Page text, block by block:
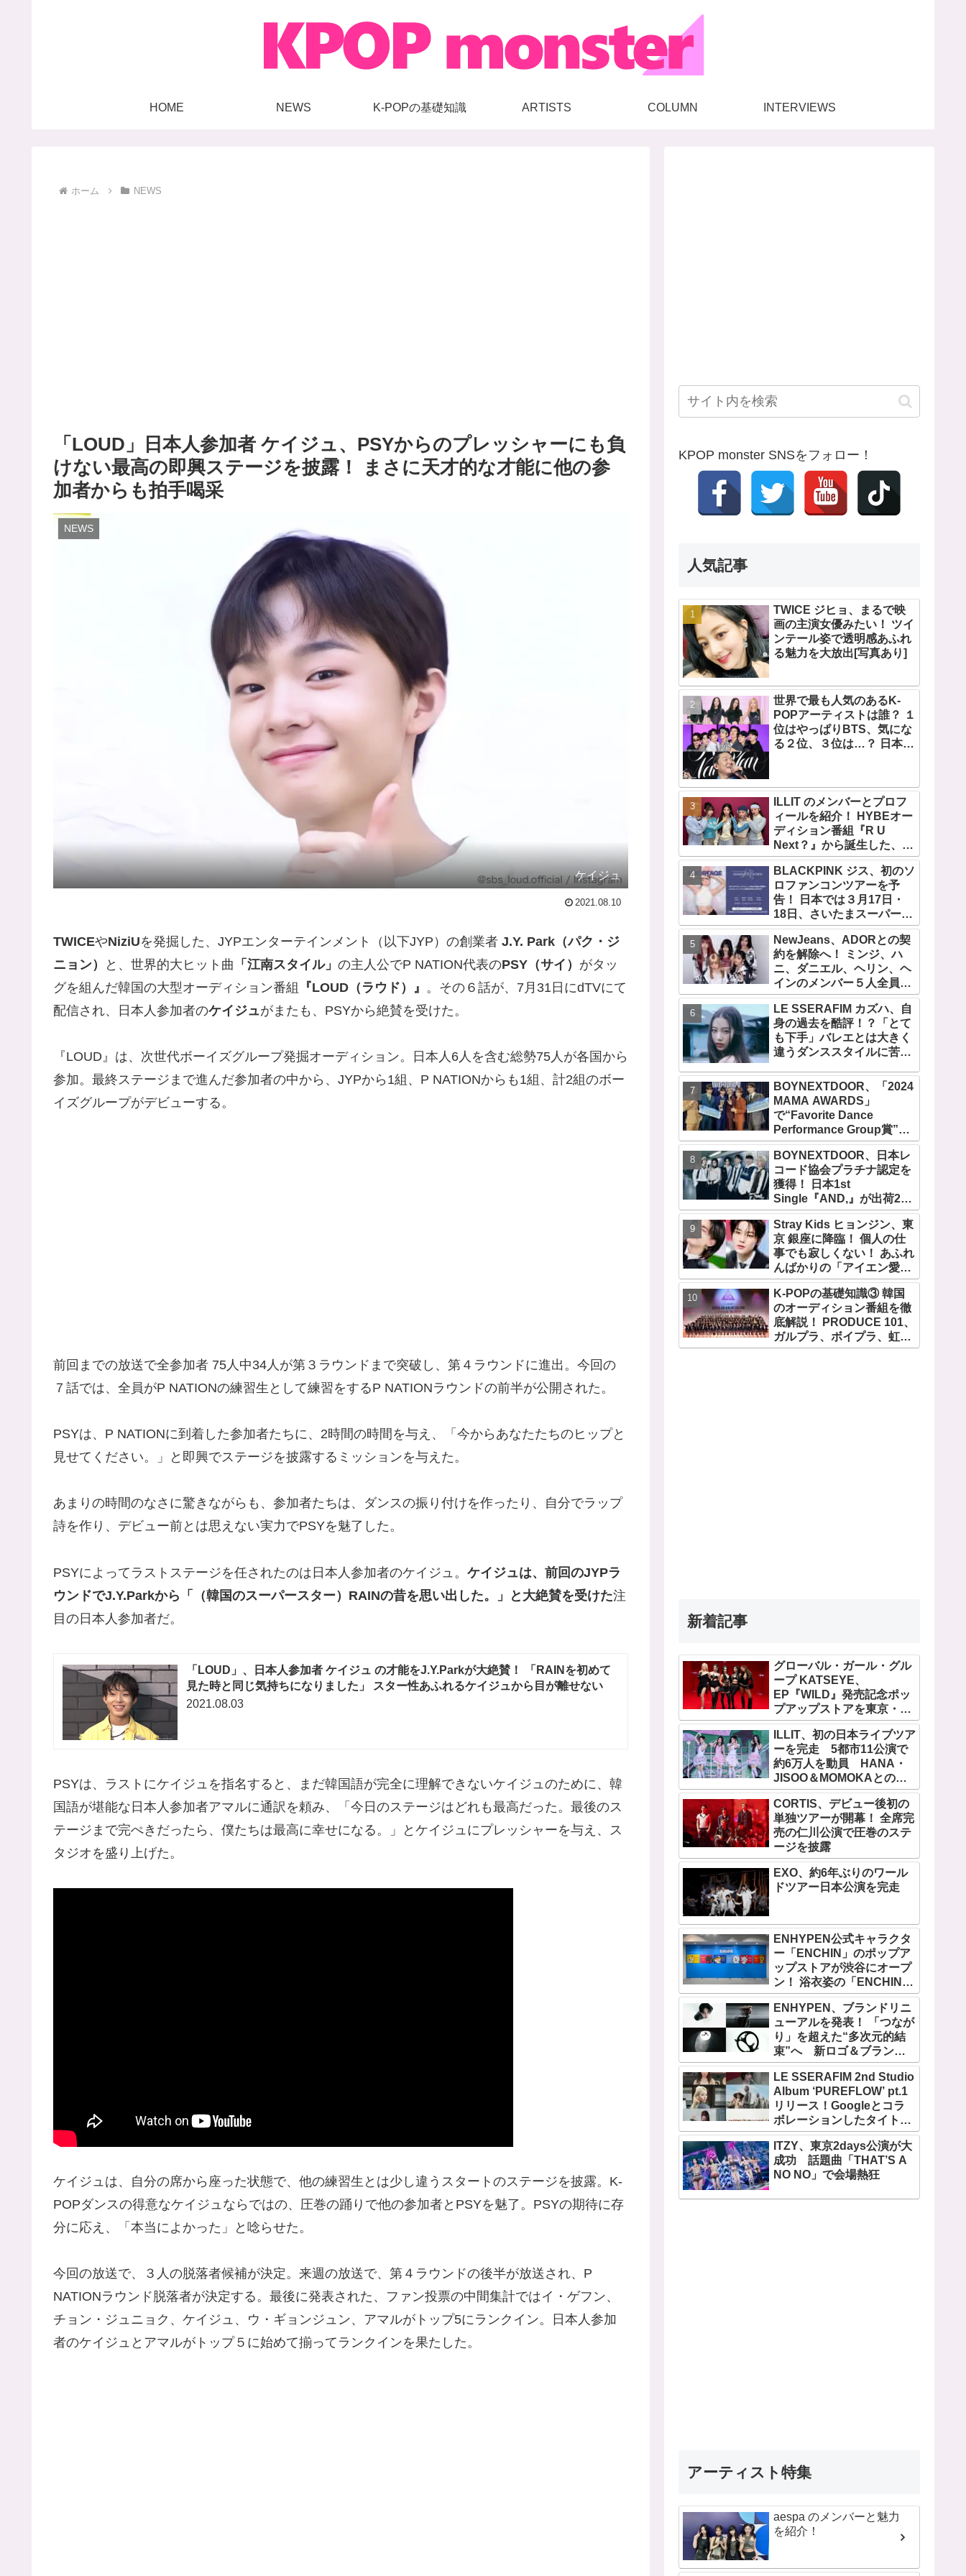
HOME NEWS K-POPの基礎知識 ARTISTS COLUMN INTERVIEWS
ホーム NEWS
「LOUD」日本人参加者 ケイジュ、PSYからのプレッシャーにも負
けない最高の即興ステージを披露！ まさに天才的な才能に他の参
加者からも拍手喝采
NEWS
ケイジュ
2021.08.10
TWICEやNiziUを発掘した、JYPエンターテインメント（以下JYP）の創業者 J.Y. Park（パク・ジ
ニョン）
と、世界的大ヒット曲 「江南スタイル」 の主人公でP NATION代表のPSY（サイ） がタッ
グを組んだ韓国の大型オーディション番組 『LOUD（ラウド）』 。その６話が、7月31日にdTVにて
配信され、日本人参加者のケイジュがまたも、PSYから絶賛を受けた。
『LOUD』は、次世代ボーイズグループ発掘オーディション。日本人6人を含む総勢75人が各国から
参加。最終ステージまで進んだ参加者の中から、JYPから1組、P NATIONからも1組、計2組のボー
イズグループがデビューする。
前回までの放送で全参加者 75人中34人が第３ラウンドまで突破し、第４ラウンドに進出。今回の
７話では、全員がP NATIONの練習生として練習をするP NATIONラウンドの前半が公開された。
PSYは、P NATIONに到着した参加者たちに、2時間の時間を与え、「今からあなたたちのヒップと
見せてください。」と即興でステージを披露するミッションを与えた。
あまりの時間のなさに驚きながらも、参加者たちは、ダンスの振り付けを作ったり、自分でラップ
詩を作り、デビュー前とは思えない実力でPSYを魅了した。
PSYによってラストステージを任されたのは日本人参加者のケイジュ。 ケイジュは、前回のJYPラ
ウンドでJ.Y.Parkから「（韓国のスーパースター）RAINの昔を思い出した。」と大絶賛を受けた注
目の日本人参加者だ。
「LOUD」、日本人参加者 ケイジュ の才能をJ.Y.Parkが大絶賛！ 「RAINを初めて
見た時と同じ気持ちになりました」 スター性あふれるケイジュから目が離せない
2021.08.03
PSYは、ラストにケイジュを指名すると、まだ韓国語が完全に理解できないケイジュのために、韓
国語が堪能な日本人参加者アマルに通訳を頼み、「今日のステージはどれも最高だった。最後のス
テージまで完ぺきだったら、僕たちは最高に幸せになる。」とケイジュにプレッシャーを与え、ス
タジオを盛り上げた。
ケイジュは、自分の席から座った状態で、他の練習生とは少し違うスタートのステージを披露。K-
POPダンスの得意なケイジュならではの、圧巻の踊りで他の参加者とPSYを魅了。PSYの期待に存
分に応え、「本当によかった」と唸らせた。
今回の放送で、３人の脱落者候補が決定。来週の放送で、第４ラウンドの後半が放送され、P
NATIONラウンド脱落者が決定する。最後に発表された、ファン投票の中間集計ではイ・ゲフン、
チョン・ジュニョク、ケイジュ、ウ・ギョンジュン、アマルがトップ5にランクイン。日本人参加
者のケイジュとアマルがトップ５に始めて揃ってランクインを果たした。
KPOP monster SNSをフォロー！
人気記事
TWICE ジヒョ、まるで映
画の主演女優みたい！ ツイ
ンテール姿で透明感あふれ
る魅力を大放出[写真あり]
世界で最も人気のあるK-
POPアーティストは誰？ １
位はやっぱりBTS、気にな
る２位、３位は…？ 日本の
の個性あふれるデータに注
目殺到
ILLIT のメンバーとプロフ
ィールを紹介！ HYBEオー
ディション番組『R U
Next？』から誕生した、日
本人のイロハとモカを含む
5人組ガールズグループ！
デビュー曲「Magnetic」が
いきなりの大ヒット
BLACKPINK ジス、初のソ
ロファンコンツアーを予
告！ 日本では３月17日・
18日、さいたまスーパーア
リーナで開催決定！ コンセ
プトは“愛のカケラ”！？ 14
日には新アルバム
『AMORTAGE』もリリー
ス
NewJeans、ADORとの契
約を解除へ！ ミンジ、ハ
ニ、ダニエル、ヘリン、ヘ
インのメンバー５人全員で
緊急記者会見！
「NewJeans never
dies!」と微笑みの宣言！
ADOR側、2029年まで契約
有効と主張
LE SSERAFIM カズハ、自
身の過去を酷評！？「とて
も下手」バレエとは大きく
違うダンススタイルに苦
に努力を重ねる姿に称賛の
声続々
BOYNEXTDOOR、「2024
MAMA AWARDS」
で“Favorite Dance
Performance Group賞”を
受賞！ 京セラドーム大阪で
オリジナルステージパフォ
ーマンス披露！ 卒業パーテ
ィーをコンセプトにスーツ
で魅了【動画あり】
BOYNEXTDOOR、日本レ
コード協会プラチナ認定を
獲得！ 日本1st
Single『AND,』が出荷25
万枚を超える！ 韓国での９
月カムバックも決定
Stray Kids ヒョンジン、東
京 銀座に降臨！ 個人の仕
事でも寂しくない！ あふれ
んばかりの「アイエン愛」
が伝わる愛用品にほっこり
K-POPの基礎知識③ 韓国
のオーディション番組を徹
底解説！ PRODUCE 101、
ガルプラ、ボイプラ、虹プ
ロ・・ NiziUやKep1er、
新着記事
グローバル・ガール・グル
ープ KATSEYE、
EP『WILD』発売記念ポッ
プアップストアを東京・原
宿で開催 限定グッズも登
場ILLIT、初の日本ライブツア
ーを完走 5都市11公演で
約6万人を動員 HANA・
JISOO＆MOMOKAとのス
ペシャルコラボも実現
CORTIS、デビュー後初の
単独ツアーが開幕！ 全席完
売の仁川公演で圧巻のステ
ージを披露
EXO、約6年ぶりのワール
ドツアー日本公演を完走
ENHYPEN公式キャラクタ
ー「ENCHIN」のポップア
ップストアが渋谷にオープ
ン！ 浴衣姿の「ENCHIN」
が登場
ENHYPEN、ブランドリニ
ューアルを発表！ 「つなが
り」を超えた“多次元的結
束”へ 新ロゴ＆ブランド
フィルム公開
LE SSERAFIM 2nd Studio
Album ‘PUREFLOW’ pt.1
リリース！Googleとコラ
ボレーションしたタイトル
曲「BOOMPALA」MVも公
開
ITZY、東京2days公演が大
成功 話題曲「THAT’S A
NO NO」で会場熱狂
アーティスト特集
aespa のメンバーと魅力
を紹介！